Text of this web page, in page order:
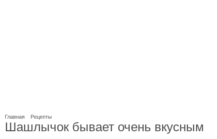
Главная Рецепты
Шашлычок бывает очень вкусным